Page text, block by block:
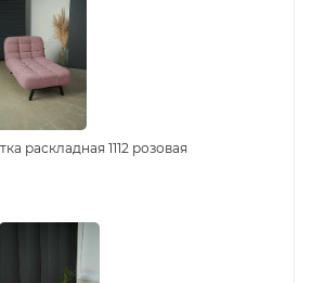
раскладная 1112 розовая